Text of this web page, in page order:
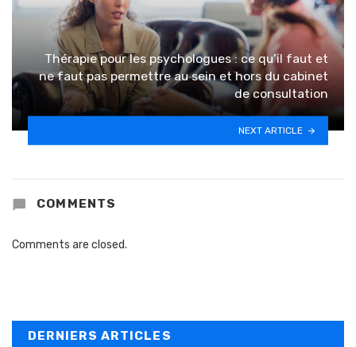
Thérapie pour les psychologues : ce qu’il faut et
ne faut pas permettre au sein et hors du cabinet
de consultation
NEXT ARTICLE
COMMENTS
Comments are closed.
DERNIERS ARTICLES